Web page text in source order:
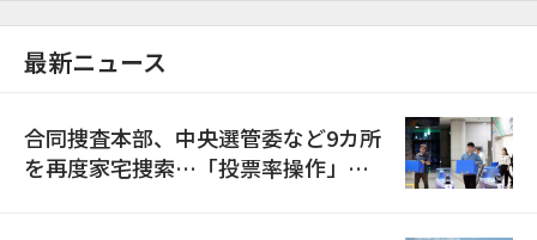
最新ニュース
合同捜査本部、中央選管委など9カ所
を再度家宅捜索…「投票率操作」の